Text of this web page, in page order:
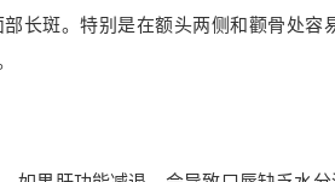
长斑。特别是在额头两侧和颧骨处